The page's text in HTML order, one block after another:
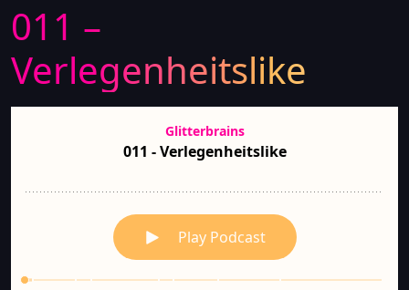
011 –
Verlegenheitslike